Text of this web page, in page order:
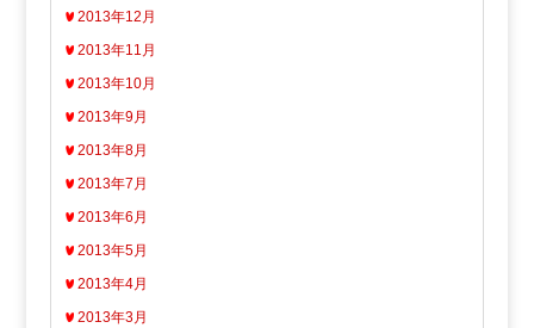
2013年12月
2013年11月
2013年10月
2013年9月
2013年8月
2013年7月
2013年6月
2013年5月
2013年4月
2013年3月